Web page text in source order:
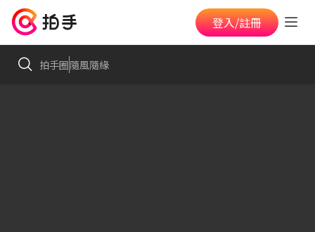
登入/註冊
拍手圈隨風隨緣